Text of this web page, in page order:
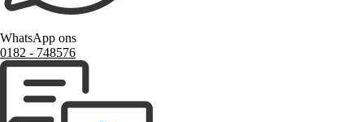
WhatsApp ons
0182 ‑ 748576